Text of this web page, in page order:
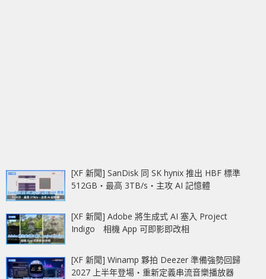
[XF 新聞] SanDisk 同 SK hynix 推出 HBF 標準
512GB‧最高 3TB/s‧主攻 AI 記憶體
[XF 新聞] Adobe 將生成式 AI 塞入 Project
Indigo 相機 App 可即影即改相
[XF 新聞] Winamp 夥拍 Deezer 準備強勢回歸
2027 上半年登場‧重新定義串流音樂播放器